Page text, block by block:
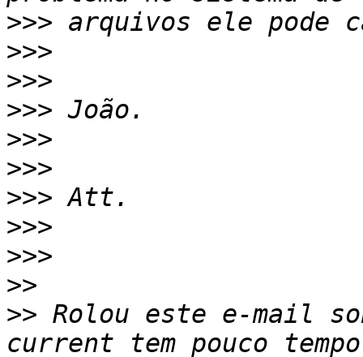
>>>
>>>
>>>
>>>
>>>
>>>
>>>
>>>
>>>
>>
>> Rolou este e-mail